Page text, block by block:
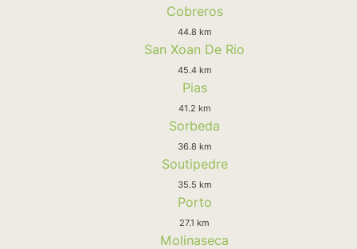
Cobreros
44.8 km
San Xoan De Rio
45.4 km
Pias
41.2 km
Sorbeda
36.8 km
Soutipedre
35.5 km
Porto
27.1 km
Molinaseca